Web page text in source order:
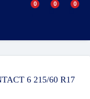
0 0 0
6 215/60 R17